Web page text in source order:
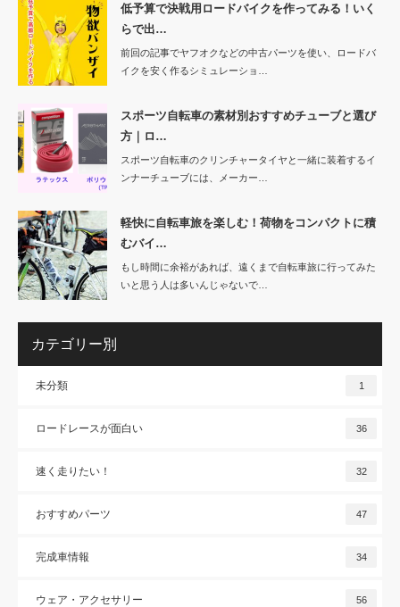
低予算で決戦用ロードバイクを作ってみる！いく
らで出…
前回の記事でヤフオクなどの中古パーツを使い、ロードバ
イクを安く作るシミュレーショ…
スポーツ自転車の素材別おすすめチューブと選び
方｜ロ…
スポーツ自転車のクリンチャータイヤと一緒に装着するイ
ンナーチューブには、メーカー…
軽快に自転車旅を楽しむ！荷物をコンパクトに積
むバイ…
もし時間に余裕があれば、遠くまで自転車旅に行ってみた
いと思う人は多いんじゃないで…
カテゴリー別
未分類 1
ロードレースが面白い 36
速く走りたい！ 32
おすすめパーツ 47
完成車情報 34
ウェア・アクセサリー 56